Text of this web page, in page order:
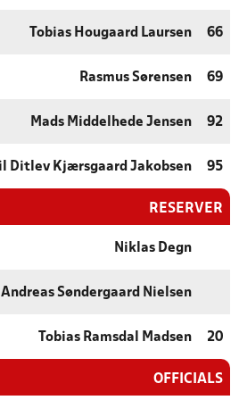
Tobias Hougaard Laursen 66
Rasmus Sørensen 69
Mads Middelhede Jensen 92
Ditlev Kjærsgaard Jakobsen 95
RESERVER
Niklas Degn
Andreas Søndergaard Nielsen
Tobias Ramsdal Madsen 20
OFFICIALS